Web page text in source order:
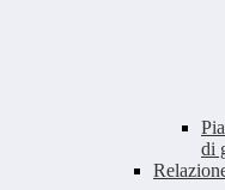
di